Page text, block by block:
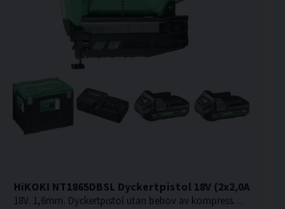
HiKOKI NT1865DBSL Dyckertpistol 18V (2x2,0Ah)
18V. 1,6mm. Dyckertpistol utan behov av kompressor, slang eller gas.